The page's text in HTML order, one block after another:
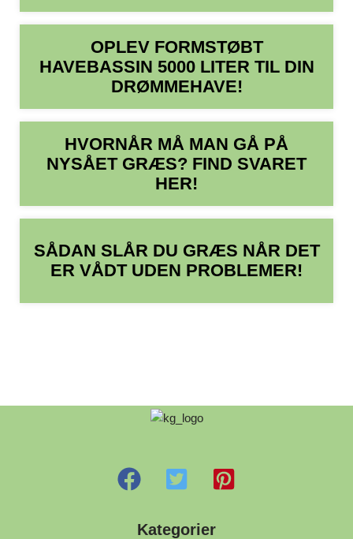
OPLEV FORMSTØBT
HAVEBASSIN 5000 LITER TIL DIN
DRØMMEHAVE!
HVORNÅR MÅ MAN GÅ PÅ
NYSÅET GRÆS? FIND SVARET
HER!
SÅDAN SLÅR DU GRÆS NÅR DET
ER VÅDT UDEN PROBLEMER!
Kategorier